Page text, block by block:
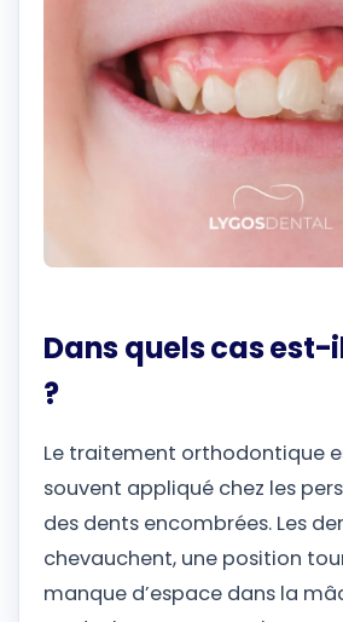
Dans quels cas
?
Le traitement orthodontique
souvent appliqué chez les
des dents encombrées. Les
chevauchent, une position
manque d’espace dans la